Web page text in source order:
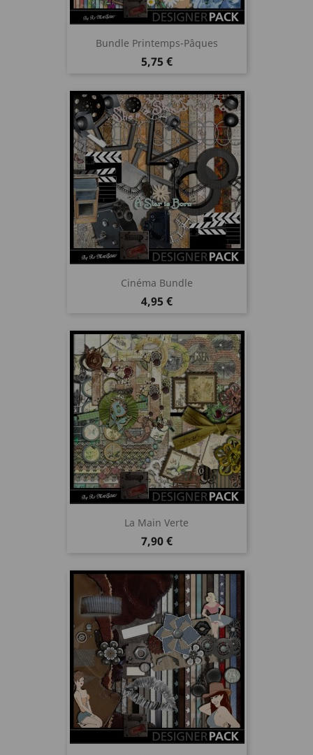
Bundle Printemps-Pâques
Prix
5,75 €
Cinéma Bundle
Prix
4,95 €
La Main Verte
Prix
7,90 €